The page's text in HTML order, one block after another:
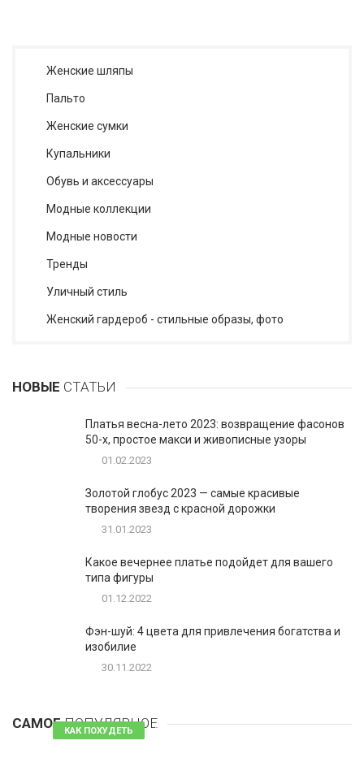
Женские шляпы
Пальто
Женские сумки
Купальники
Обувь и аксессуары
Модные коллекции
Модные новости
Тренды
Уличный стиль
Женский гардероб - стильные образы, фото
НОВЫЕ СТАТЬИ
Платья весна-лето 2023: возвращение фасонов
50-х, простое макси и живописные узоры
01.02.2023
Золотой глобус 2023 — самые красивые
творения звезд с красной дорожки
31.01.2023
Какое вечернее платье подойдет для вашего
типа фигуры
01.12.2022
Фэн-шуй: 4 цвета для привлечения богатства и
изобилие
30.11.2022
САМОЕПОПУЛЯРНОЕ
КАК ПОХУДЕТЬ 81 комментарий